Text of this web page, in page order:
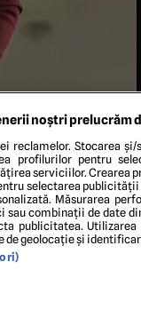
noștri prelucrăm
reclamelor. Stocarea
profilurilor pentru
serviciilor. Crearea
selectarea
Măsurarea
sau combinații de date
publicitatea.
de geolocație și